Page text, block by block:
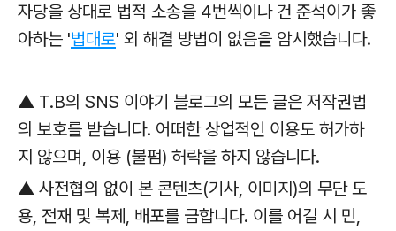
자당을 상대로 법적 소송을 4번씩이나 건 준석이가 좋
아하는 '법대로' 외 해결 방법이 없음을 암시했습니다.
▲ T.B의 SNS 이야기 블로그의 모든 글은 저작권법
의 보호를 받습니다. 어떠한 상업적인 이용도 허가하
지 않으며, 이용 (불펌) 허락을 하지 않습니다.
▲ 사전협의 없이 본 콘텐츠(기사, 이미지)의 무단 도
용, 전재 및 복제, 배포를 금합니다. 이를 어길 시 민,